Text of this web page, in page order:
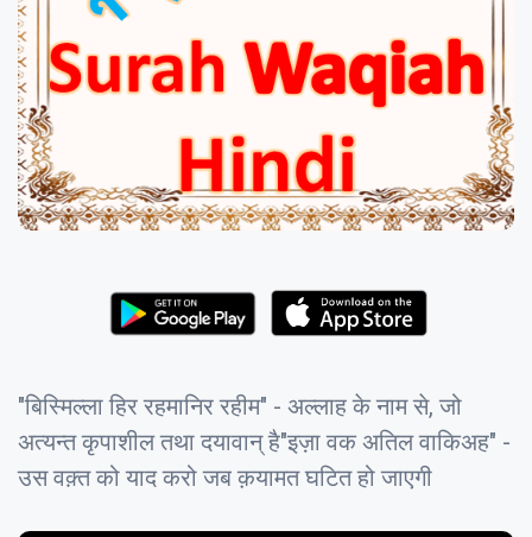
"बिस्मिल्ला हिर रहमानिर रहीम" - अल्लाह के नाम से, जो
अत्यन्त कृपाशील तथा दयावान् है"इज़ा वक अतिल वाकिअह" -
उस वक़्त को याद करो जब क़यामत घटित हो जाएगी